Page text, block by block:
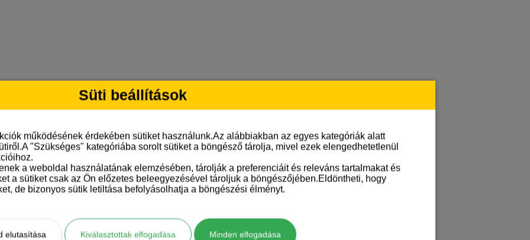
Süti beállítások
működésének érdekében sütiket használunk.Az alábbiakban az egyes kategóriák alatt
"Szükséges" kategóriába sorolt sütiket a böngésző tárolja, mivel ezek elengedhetetlenül
a weboldal használatának elemzésében, tárolják a preferenciáit és releváns tartalmakat és
a sütiket csak az Ön előzetes beleegyezésével tároljuk a böngészőjében.Eldöntheti, hogy
de bizonyos sütik letiltása befolyásolhatja a böngészési élményt.
elutasítása Kiválasztottak elfogadása Minden elfogadása